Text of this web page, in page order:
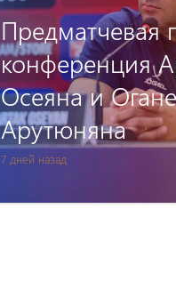
7 дней назад
Предматчевая
конференция
Осеяна и
Арутюняна